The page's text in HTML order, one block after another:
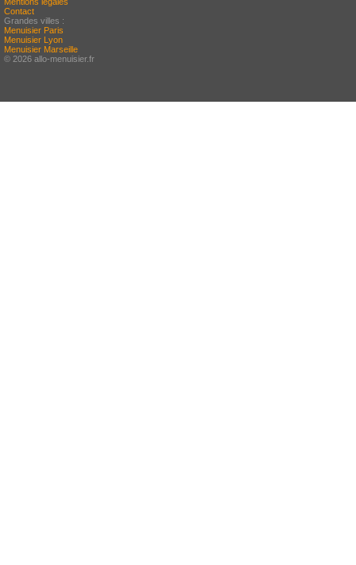
Contact
Grandes villes :
Menuisier Paris
Menuisier Lyon
Menuisier Marseille
© 2026 allo-menuisier.fr